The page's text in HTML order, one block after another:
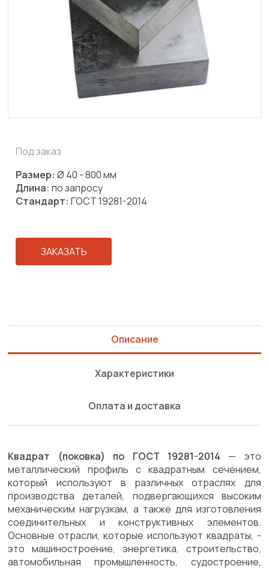
Под заказ
Размер: Ø 40 - 800 мм
Длина: по запросу
Стандарт: ГОСТ 19281-2014
ЗАКАЗАТЬ
Описание
Характеристики
Оплата и доставка
Квадрат (поковка) по ГОСТ 19281-2014 — это
металлический профиль с квадратным сечением,
который используют в различных отраслях для
производства деталей, подвергающихся высоким
механическим нагрузкам, а также для изготовления
соединительных и конструктивных элементов.
Основные отрасли, которые используют квадраты, -
это машиностроение, энергетика, строительство,
автомобильная промышленность, судостроение,